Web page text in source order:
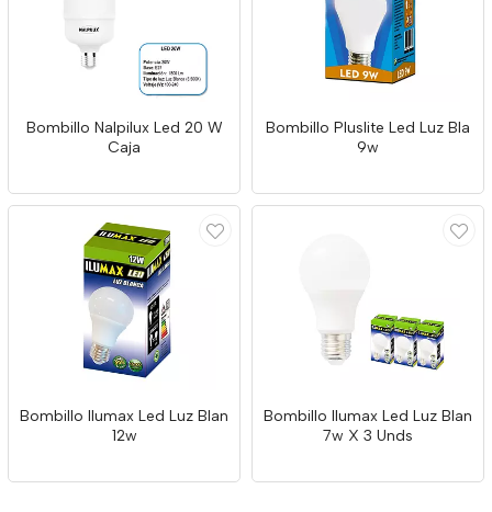
Bombillo Nalpilux Led 20 W
Caja
Bombillo Pluslite Led Luz Bla
9w
Bombillo Ilumax Led Luz Blan
12w
Bombillo Ilumax Led Luz Blan
7w X 3 Unds